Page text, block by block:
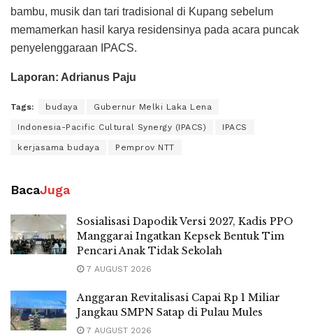
bambu, musik dan tari tradisional di Kupang sebelum
memamerkan hasil karya residensinya pada acara puncak
penyelenggaraan IPACS.
Laporan: Adrianus Paju
Tags: budaya Gubernur Melki Laka Lena
Indonesia-Pacific Cultural Synergy (IPACS) IPACS
kerjasama budaya Pemprov NTT
BacaJuga
Sosialisasi Dapodik Versi 2027, Kadis PPO
Manggarai Ingatkan Kepsek Bentuk Tim
Pencari Anak Tidak Sekolah
7 AUGUST 2026
Anggaran Revitalisasi Capai Rp 1 Miliar
Jangkau SMPN Satap di Pulau Mules
7 AUGUST 2026